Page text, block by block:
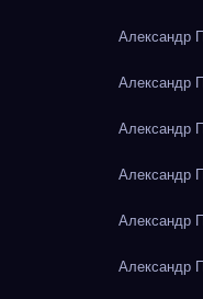
Александр
Александр
Александр
Александр
Александр
Александр